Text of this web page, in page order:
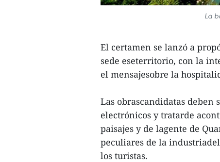
La
El certamen se lanzó a
sede eseterritorio, con la
el mensajesobre la
Las obrascandidatas deben
electrónicos y tratarde
paisajes y de lagente de
peculiares de la
los turistas.